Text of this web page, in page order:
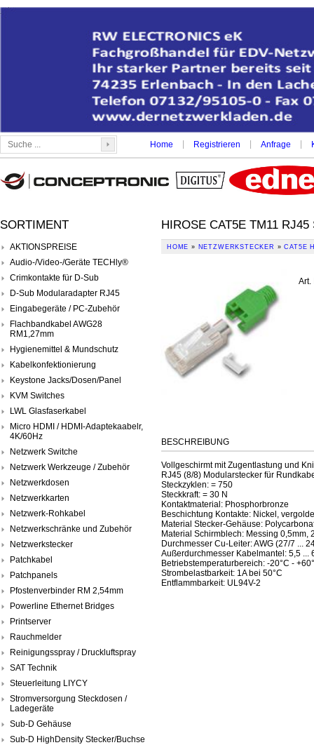
Home Registrieren Anfrage
SORTIMENT
AKTIONSPREISE
Audio-/Video-/Geräte TECHly®
Crimkontakte für D-Sub
D-Sub Modularadapter RJ45
Eingabegeräte / PC-Zubehör
Flachbandkabel AWG28
RM1,27mm
Hygienemittel & Mundschutz
Kabelkonfektionierung
Keystone Jacks/Dosen/Panel
KVM Switches
LWL Glasfaserkabel
Micro HDMI / HDMI-Adaptekaabelr,
4K/60Hz
Netzwerk Switche
Netzwerk Werkzeuge / Zubehör
Netzwerkdosen
Netzwerkkarten
Netzwerk-Rohkabel
Netzwerkschränke und Zubehör
Netzwerkstecker
Patchkabel
Patchpanels
Pfostenverbinder RM 2,54mm
Powerline Ethernet Bridges
Printserver
Rauchmelder
Reinigungsspray / Druckluftspray
SAT Technik
Steuerleitung LIYCY
Stromversorgung Steckdosen /
Ladegeräte
Sub-D Gehäuse
Sub-D HighDensity Stecker/Buchse
HIROSE CAT5E TM11
HOME » NETZWERKSTECKER »CAT5E
Art.
BESCHREIBUNG
Vollgeschirmt mit Zugentlastung und
RJ45 (8/8) Modularstecker für
Steckzyklen: = 750
Steckkraft: = 30 N
Kontaktmaterial: Phosphorbronze
Beschichtung Kontakte: Nickel,
Material Stecker-Gehäuse:
Material Schirmblech: Messing 0,5mm,
Durchmesser Cu-Leiter: AWG (27/7 ...
Außerdurchmesser Kabelmantel: 5,5 ...
Betriebstemperaturbereich: -20°C -
Strombelastbarkeit: 1A bei 50°C
Entflammbarkeit: UL94V-2